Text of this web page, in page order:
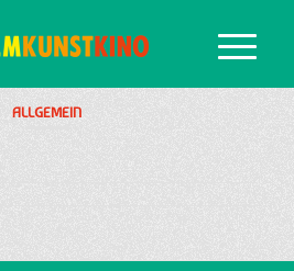
ALLGEMEIN